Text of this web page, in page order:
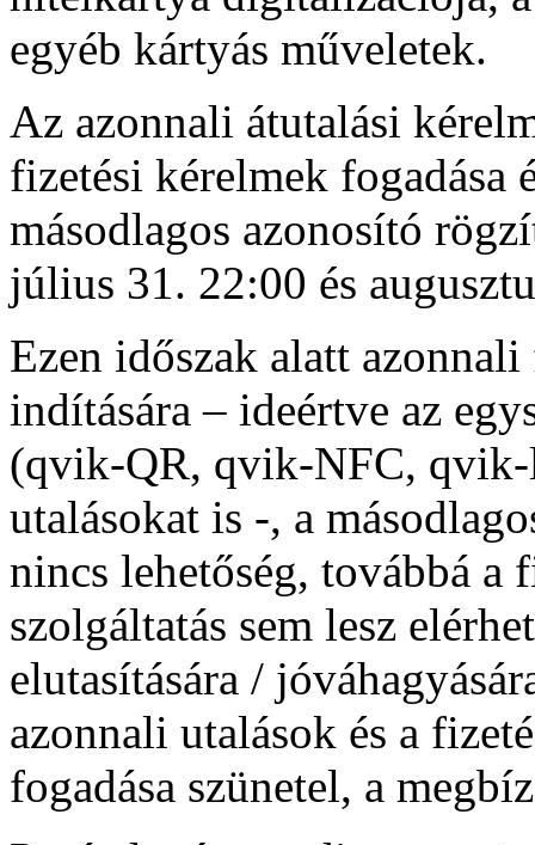
egyéb kártyás műveletek.
Az azonnali átutalási
fizetési kérelmek fogadása
másodlagos azonosító
július 31. 22:00 és
Ezen időszak alatt
indítására – ideértve az
(qvik-QR, qvik-NFC,
utalásokat is -, a
nincs lehetőség, továbbá
szolgáltatás sem lesz
elutasítására /
azonnali utalások és a
fogadása szünetel, a